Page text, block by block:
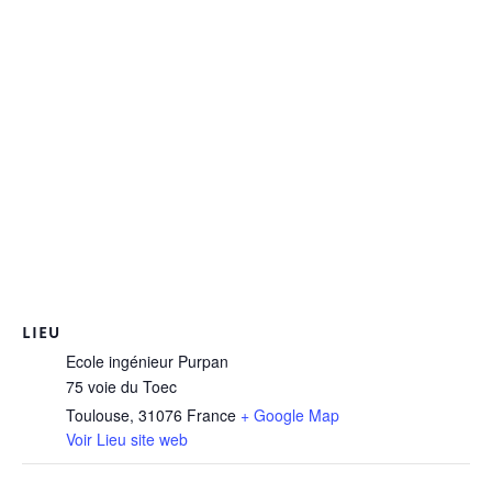
LIEU
Ecole ingénieur Purpan
75 voie du Toec
Toulouse, 31076 France + Google Map
Voir Lieu site web